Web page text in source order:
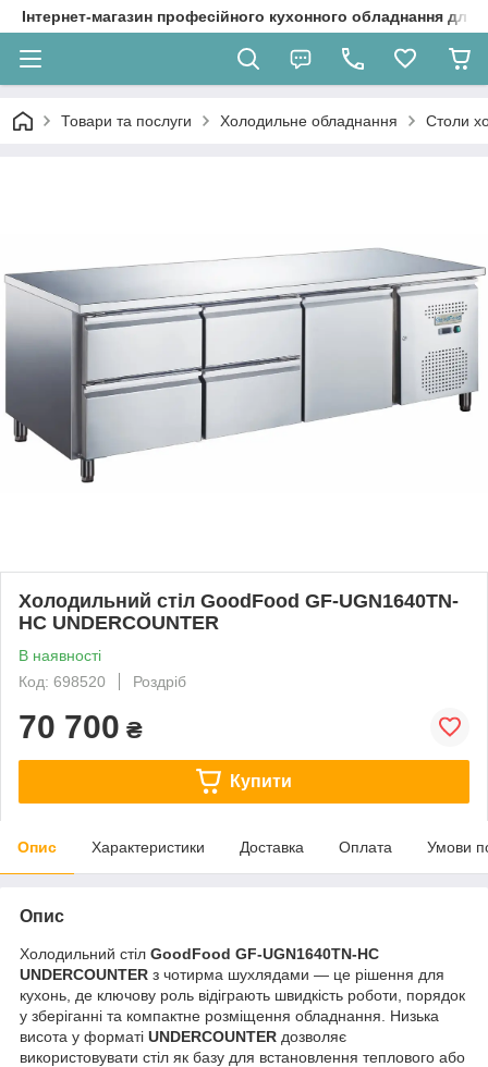
Інтернет-магазин професійного кухонного обладнання
Товари та послуги Холодильне обладнання Столи
Холодильний стіл GoodFood GF-UGN1640TN-
HC UNDERCOUNTER
В наявності
Код: 698520
Роздріб
70 700 ₴
Купити
Опис Характеристики Доставка Оплата Умови
Опис
Холодильний стіл GoodFood GF-UGN1640TN-HC
UNDERCOUNTER з чотирма шухлядами — це рішення для
кухонь, де ключову роль відіграють швидкість роботи, порядок
у зберіганні та компактне розміщення обладнання. Низька
висота у форматі UNDERCOUNTER дозволяє
використовувати стіл як базу для встановлення теплового або